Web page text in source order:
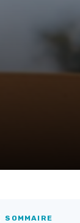
SOMMAIRE